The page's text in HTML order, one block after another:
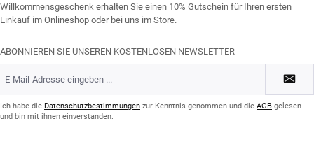
Willkommensgeschenk erhalten Sie einen 10% Gutschein für Ihren ersten
Einkauf im Onlineshop oder bei uns im Store.
ABONNIEREN SIE UNSEREN KOSTENLOSEN NEWSLETTER
Mail-
*Ich habe die Datenschutzbestimmungen zur Kenntnis genommen und die AGB gelesen
und bin mit ihnen einverstanden.